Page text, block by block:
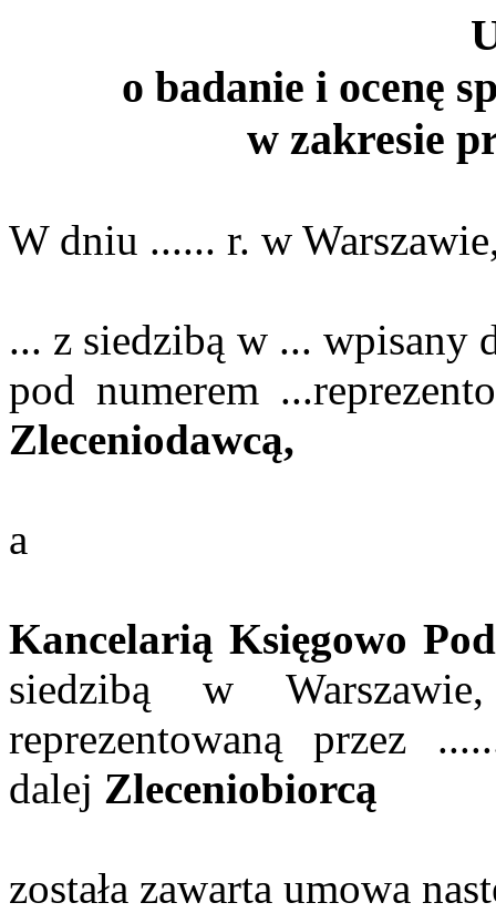
o badanie i ocenę
w zakresie
W dniu ...... r. w
... z siedzibą w ... wpisany
pod numerem
Zleceniodawcą,
a
Kancelarią Księgowo
siedzibą w
reprezentowaną przez
dalej Zleceniobiorcą
została zawarta umowa